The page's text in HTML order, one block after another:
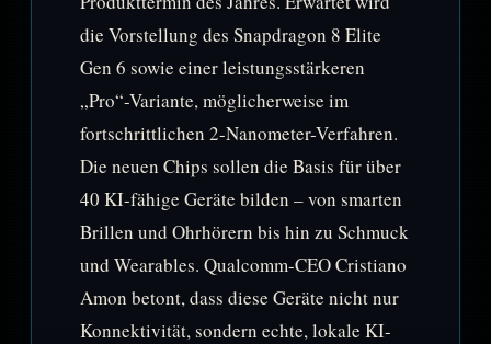
die Vorstellung des Snapdragon 8 Elite
Gen 6 sowie einer leistungsstärkeren
„Pro“-Variante, möglicherweise im
fortschrittlichen 2-Nanometer-Verfahren.
Die neuen Chips sollen die Basis für über
40 KI-fähige Geräte bilden – von smarten
Brillen und Ohrhörern bis hin zu Schmuck
und Wearables. Qualcomm-CEO Cristiano
Amon betont, dass diese Geräte nicht nur
Konnektivität, sondern echte, lokale KI-